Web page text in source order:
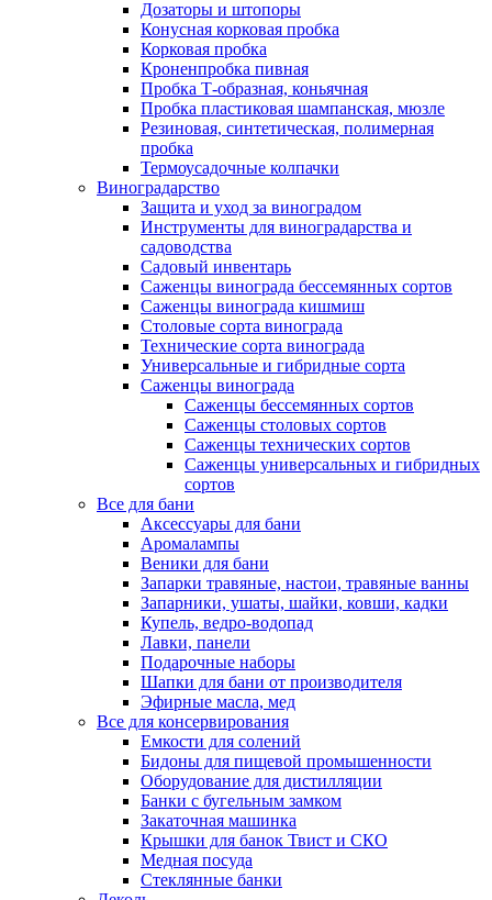
Дозаторы и штопоры
Конусная корковая пробка
Корковая пробка
Кроненпробка пивная
Пробка Т-образная, коньячная
Пробка пластиковая шампанская, мюзле
Резиновая, синтетическая, полимерная
пробка
Термоусадочные колпачки
Виноградарство
Защита и уход за виноградом
Инструменты для виноградарства и
садоводства
Садовый инвентарь
Саженцы винограда бессемянных сортов
Саженцы винограда кишмиш
Столовые сорта винограда
Технические сорта винограда
Универсальные и гибридные сорта
Саженцы винограда
Саженцы бессемянных сортов
Саженцы столовых сортов
Саженцы технических сортов
Саженцы универсальных и гибридных
сортов
Все для бани
Аксессуары для бани
Аромалампы
Веники для бани
Запарки травяные, настои, травяные ванны
Запарники, ушаты, шайки, ковши, кадки
Купель, ведро-водопад
Лавки, панели
Подарочные наборы
Шапки для бани от производителя
Эфирные масла, мед
Все для консервирования
Емкости для солений
Бидоны для пищевой промышенности
Оборудование для дистилляции
Банки с бугельным замком
Закаточная машинка
Крышки для банок Твист и СКО
Медная посуда
Стеклянные банки